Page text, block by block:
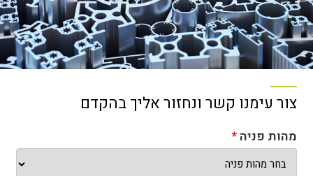
צור עימנו קשר ונחזור אליך בהקדם
מהות פניה*